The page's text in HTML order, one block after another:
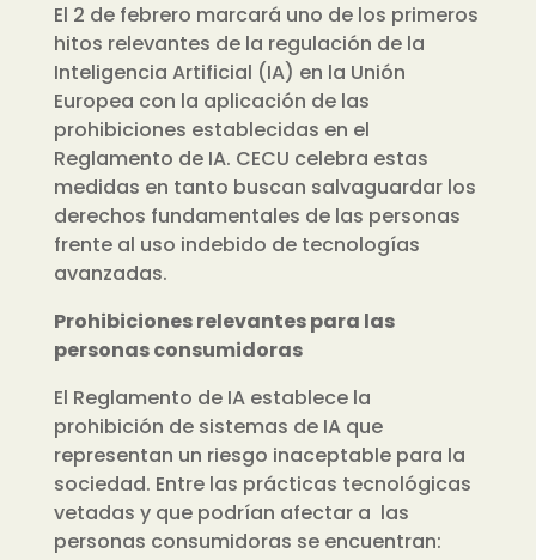
El 2 de febrero marcará uno de los primeros
hitos relevantes de la regulación de la
Inteligencia Artificial (IA) en la Unión
Europea con la aplicación de las
prohibiciones establecidas en el
Reglamento de IA. CECU celebra estas
medidas en tanto buscan salvaguardar los
derechos fundamentales de las personas
frente al uso indebido de tecnologías
avanzadas.
Prohibiciones relevantes para las
personas consumidoras
El Reglamento de IA establece la
prohibición de sistemas de IA que
representan un riesgo inaceptable para la
sociedad. Entre las prácticas tecnológicas
vetadas y que podrían afectar a las
personas consumidoras se encuentran: